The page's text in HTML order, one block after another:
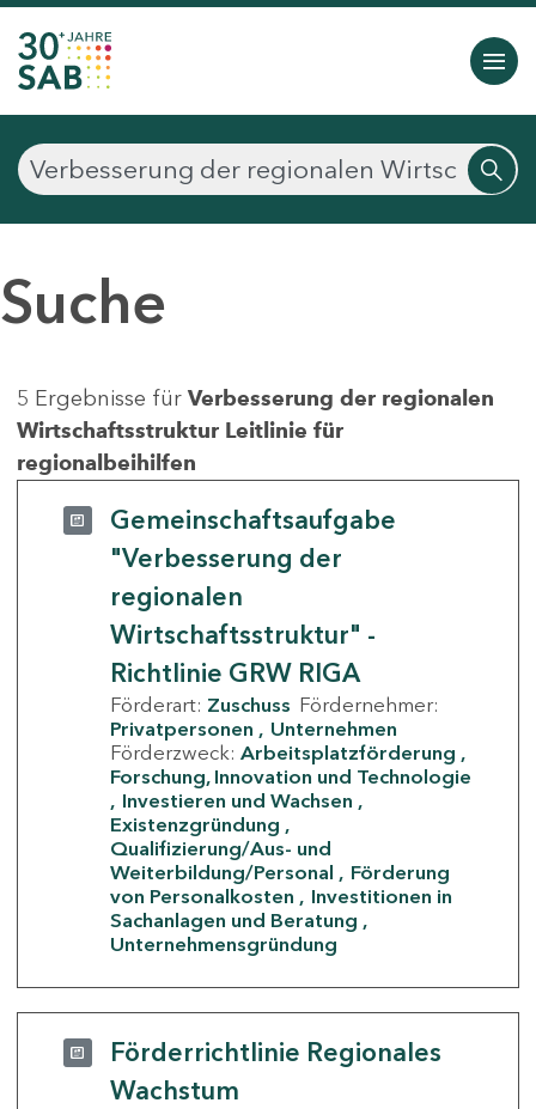
Suche
5 Ergebnisse für Verbesserung der regionalen
Wirtschaftsstruktur Leitlinie für
regionalbeihilfen
Gemeinschaftsaufgabe
"Verbesserung der
regionalen
Wirtschaftsstruktur" -
Richtlinie GRW RIGA
Förderart: Zuschuss Fördernehmer:
Privatpersonen
Unternehmen
Förderzweck: Arbeitsplatzförderung
Forschung, Innovation und Technologie
Investieren und Wachsen
Existenzgründung
Qualifizierung/Aus- und
Weiterbildung/Personal
Förderung
von Personalkosten
Investitionen in
Sachanlagen und Beratung
Unternehmensgründung
Förderrichtlinie Regionales
Wachstum